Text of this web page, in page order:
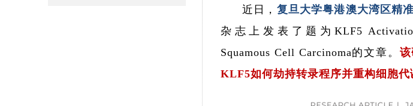
近日， 复旦大学粤港澳大湾区精
杂志上发表了题为 KLF5
Squamous Cell Carcinoma的文章。
KLF5如何劫持转录程序并重构细胞代